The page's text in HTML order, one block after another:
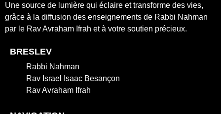
Une source de lumière qui éclaire et transforme des vies,
grâce à la diffusion des enseignements de Rabbi Nahman
par le Rav Avraham Ifrah et à votre soutien précieux.
BRESLEV
Rabbi Nahman
Rav Israel Isaac Besançon
Rav Avraham Ifrah